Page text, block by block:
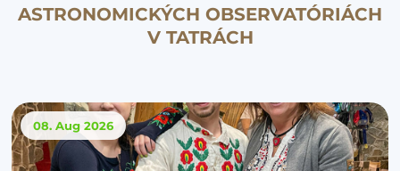
ASTRONOMICKÝCH OBSERVATÓRIÁCH
V TATRÁCH
08. Aug 2026